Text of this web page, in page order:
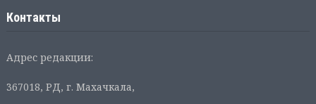
Контакты
Адрес редакции:
367018, РД, г. Махачкала,